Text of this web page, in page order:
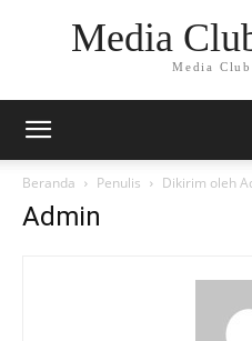
Media
Media
Beranda Penulis Dikirim oleh
Admin